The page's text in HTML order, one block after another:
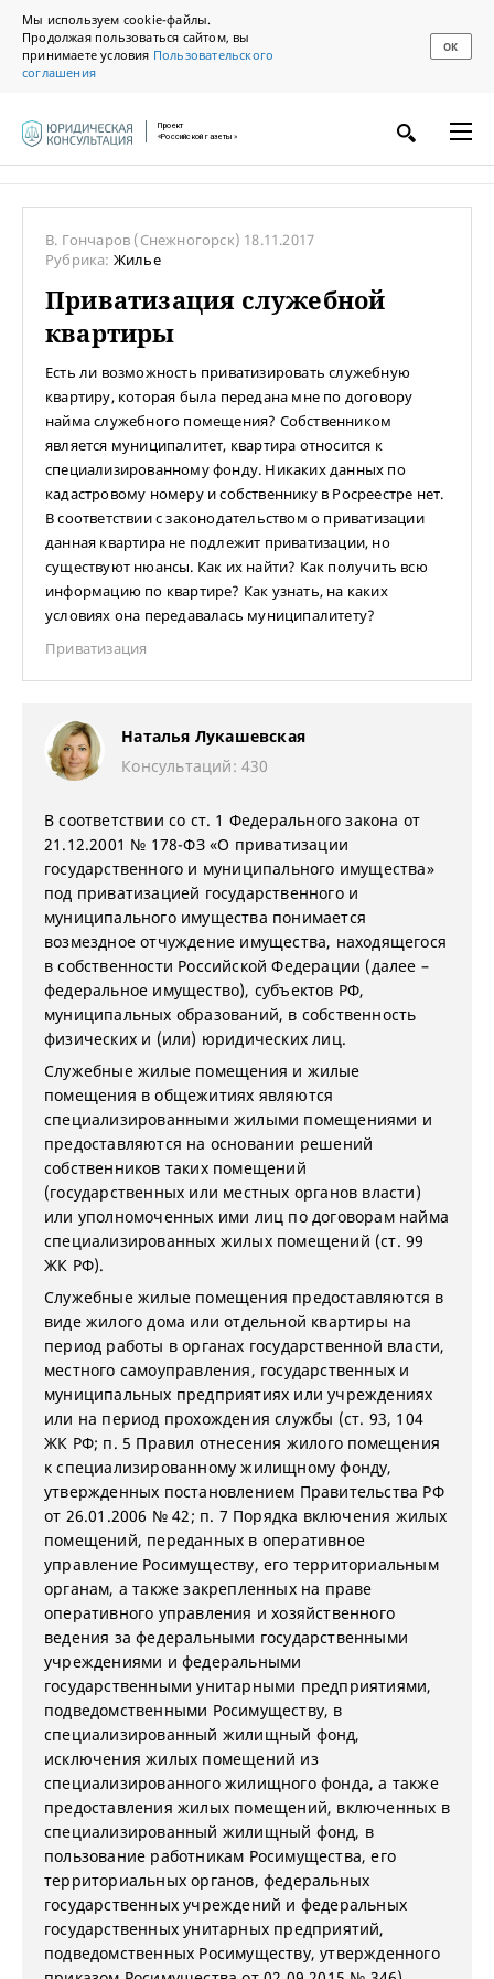
Мы используем cookie-файлы.
Продолжая пользоваться сайтом, вы
принимаете условия Пользовательского
соглашения
ОК
Проект
«Российской газеты»
В. Гончаров (Снежногорск) 18.11.2017
Рубрика: Жилье
Приватизация служебной
квартиры
Есть ли возможность приватизировать служебную
квартиру, которая была передана мне по договору
найма служебного помещения? Собственником
является муниципалитет, квартира относится к
специализированному фонду. Никаких данных по
кадастровому номеру и собственнику в Росреестре нет.
В соответствии с законодательством о приватизации
данная квартира не подлежит приватизации, но
существуют нюансы. Как их найти? Как получить всю
информацию по квартире? Как узнать, на каких
условиях она передавалась муниципалитету?
Приватизация
Наталья Лукашевская
Консультаций: 430
В соответствии со ст. 1 Федерального закона от
21.12.2001 № 178-ФЗ «О приватизации
государственного и муниципального имущества»
под приватизацией государственного и
муниципального имущества понимается
возмездное отчуждение имущества, находящегося
в собственности Российской Федерации (далее –
федеральное имущество), субъектов РФ,
муниципальных образований, в собственность
физических и (или) юридических лиц.
Служебные жилые помещения и жилые
помещения в общежитиях являются
специализированными жилыми помещениями и
предоставляются на основании решений
собственников таких помещений
(государственных или местных органов власти)
или уполномоченных ими лиц по договорам найма
специализированных жилых помещений (ст. 99
ЖК РФ).
Служебные жилые помещения предоставляются в
виде жилого дома или отдельной квартиры на
период работы в органах государственной власти,
местного самоуправления, государственных и
муниципальных предприятиях или учреждениях
или на период прохождения службы (ст. 93, 104
ЖК РФ; п. 5 Правил отнесения жилого помещения
к специализированному жилищному фонду,
утвержденных постановлением Правительства РФ
от 26.01.2006 № 42; п. 7 Порядка включения жилых
помещений, переданных в оперативное
управление Росимуществу, его территориальным
органам, а также закрепленных на праве
оперативного управления и хозяйственного
ведения за федеральными государственными
учреждениями и федеральными
государственными унитарными предприятиями,
подведомственными Росимуществу, в
специализированный жилищный фонд,
исключения жилых помещений из
специализированного жилищного фонда, а также
предоставления жилых помещений, включенных в
специализированный жилищный фонд, в
пользование работникам Росимущества, его
территориальных органов, федеральных
государственных учреждений и федеральных
государственных унитарных предприятий,
подведомственных Росимуществу, утвержденного